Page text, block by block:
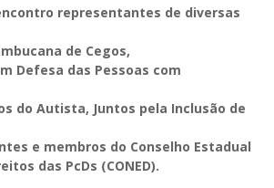
representantes de diversas
de Cegos,
Defesa das Pessoas com
do Autista, Juntos pela Inclusão de
e membros do Conselho Estadual
das PcDs (CONED).